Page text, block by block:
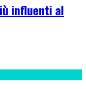
influenti al